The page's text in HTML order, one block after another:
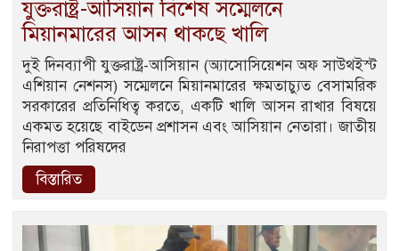
যুক্তরাষ্ট্র-আসিয়ান বিশেষ সম্মেলনে
মিয়ানমারের আসন থাকছে খালি
দুই দিনব্যাপী যুক্তরাষ্ট্র-আসিয়ান (অ্যাসোসিয়েশন অফ সাউথইস্ট
এশিয়ান নেশনস) সম্মেলনে মিয়ানমারের ক্ষমতাচ্যুত বেসামরিক
সরকারের প্রতিনিধিত্ব করতে, একটি খালি আসন রাখার বিষয়ে
একমত হয়েছে বাইডেন প্রশাসন এবং আসিয়ান নেতারা। জাতীয়
নিরাপত্তা পরিষদের
বিস্তারিত